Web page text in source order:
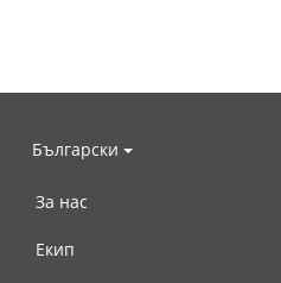
Български
За нас
Екип